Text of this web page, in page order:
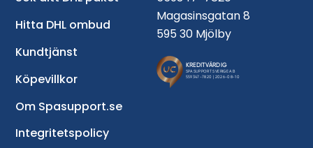
Hitta DHL ombud
Kundtjänst
Köpevillkor
Om Spasupport.se
Integritetspolicy
Magasinsgatan 8
595 30 Mjölby